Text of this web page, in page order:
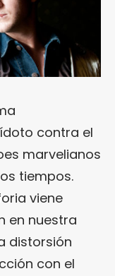
contra el
marvelianos
tiempos.
viene
en nuestra
distorsión
con el